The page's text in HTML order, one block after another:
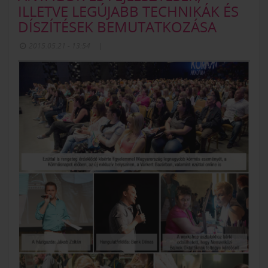
ILLETVE LEGÚJABB TECHNIKÁK ÉS
DÍSZÍTÉSEK BEMUTATKOZÁSA